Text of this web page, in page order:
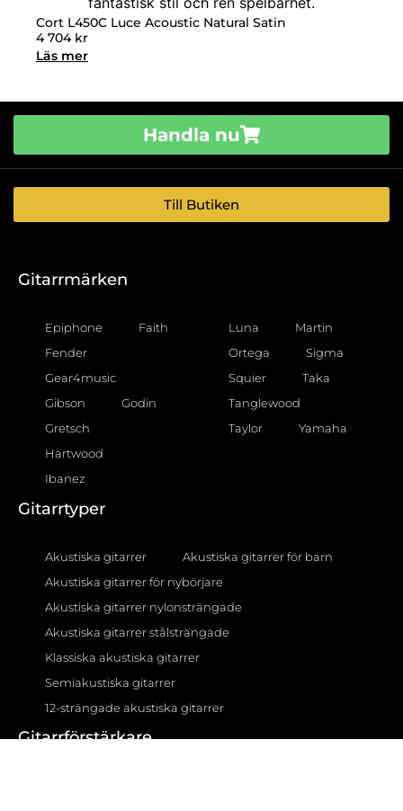
Cort L450C Luce Acoustic Natural Satin
4 704 kr
Läs mer
Handla nu
Till Butiken
Gitarrmärken
Epiphone
Faith
Fender
Gear4music
Gibson
Godin
Gretsch
Hartwood
Ibanez
Luna
Martin
Ortega
Sigma
Squier
Taka
Tanglewood
Taylor
Yamaha
Gitarrtyper
Akustiska gitarrer
Akustiska gitarrer för barn
Akustiska gitarrer för nybörjare
Akustiska gitarrer nylonsträngade
Akustiska gitarrer stålsträngade
Klassiska akustiska gitarrer
Semiakustiska gitarrer
12-strängade akustiska gitarrer
Gitarrförstärkare